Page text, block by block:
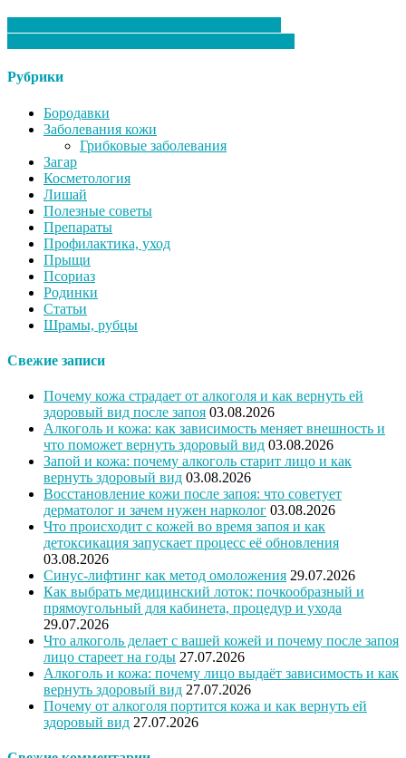
Рубрики
Бородавки
Заболевания кожи
Грибковые заболевания
Загар
Косметология
Лишай
Полезные советы
Препараты
Профилактика, уход
Прыщи
Псориаз
Родинки
Статьи
Шрамы, рубцы
Свежие записи
Почему кожа страдает от алкоголя и как вернуть ей
здоровый вид после запоя 03.08.2026
Алкоголь и кожа: как зависимость меняет внешность и
что поможет вернуть здоровый вид 03.08.2026
Запой и кожа: почему алкоголь старит лицо и как
вернуть здоровый вид 03.08.2026
Восстановление кожи после запоя: что советует
дерматолог и зачем нужен нарколог 03.08.2026
Что происходит с кожей во время запоя и как
детоксикация запускает процесс её обновления
03.08.2026
Синус-лифтинг как метод омоложения 29.07.2026
Как выбрать медицинский лоток: почкообразный и
прямоугольный для кабинета, процедур и ухода
29.07.2026
Что алкоголь делает с вашей кожей и почему после запоя
лицо стареет на годы 27.07.2026
Алкоголь и кожа: почему лицо выдаёт зависимость и как
вернуть здоровый вид 27.07.2026
Почему от алкоголя портится кожа и как вернуть ей
здоровый вид 27.07.2026